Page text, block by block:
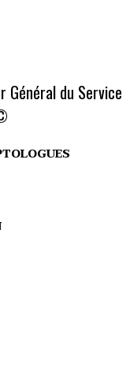
Général du Service